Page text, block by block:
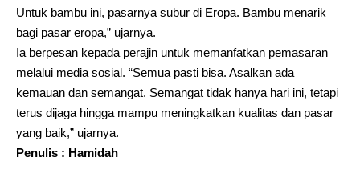
Untuk bambu ini, pasarnya subur di Eropa. Bambu menarik
bagi pasar eropa,” ujarnya.
Ia berpesan kepada perajin untuk memanfatkan pemasaran
melalui media sosial. “Semua pasti bisa. Asalkan ada
kemauan dan semangat. Semangat tidak hanya hari ini, tetapi
terus dijaga hingga mampu meningkatkan kualitas dan pasar
yang baik,” ujarnya.
Penulis : Hamidah